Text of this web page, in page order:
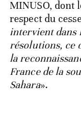
MINUSO, dont
respect du
intervient dans
résolutions, ce
la
France de la
Sahara».